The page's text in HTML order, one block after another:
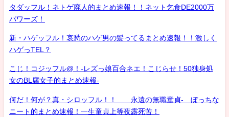
タダッフル！ネトゲ廃人的まとめ速報！！ネット乞食DE2000万
パワーズ！
新・ハゲッフル！哀愁のハゲ男の髪ってるまとめ速報！！激しく
ハゲっTEL？
こじ！コジッフル@！-レズっ娘百合ネエ！こじらせ！50独身処
女のBL腐女子的まとめ速報-
何だ！何が？真・シロッフル！！ 永遠の無職童貞- ぼっちな
ニート的まとめ速報！一生童貞上等夜露死苦！